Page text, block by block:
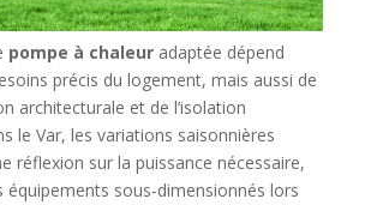
pompe à chaleuradaptée dépend
précis du logement, mais aussi de
architecturale et de l’isolation
le Var, les variations saisonnières
réflexion sur la puissance nécessaire,
équipements sous-dimensionnés lors